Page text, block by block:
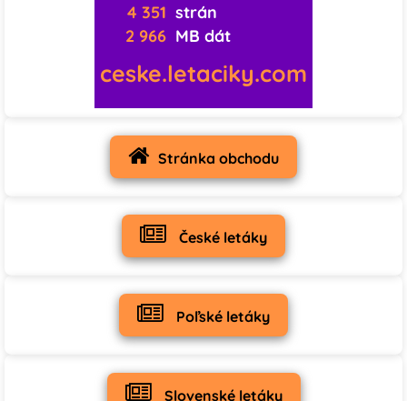
4 351 strán
2 966 MB dát
ceske.letaciky.com
Stránka obchodu
České letáky
Poľské letáky
Slovenské letáky